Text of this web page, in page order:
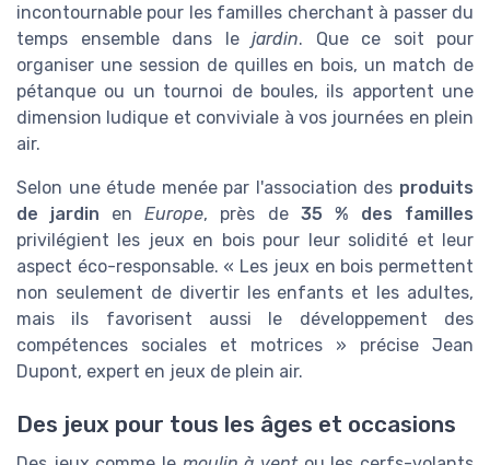
incontournable pour les familles cherchant à passer du
temps ensemble dans le jardin. Que ce soit pour
organiser une session de quilles en bois, un match de
pétanque ou un tournoi de boules, ils apportent une
dimension ludique et conviviale à vos journées en plein
air.
Selon une étude menée par l'association des produits
de jardin enEurope, près de 35 % des familles
privilégient les jeux en bois pour leur solidité et leur
aspect éco-responsable. « Les jeux en bois permettent
non seulement de divertir les enfants et les adultes,
mais ils favorisent aussi le développement des
compétences sociales et motrices » précise Jean
Dupont, expert en jeux de plein air.
Des jeux pour tous les âges et occasions